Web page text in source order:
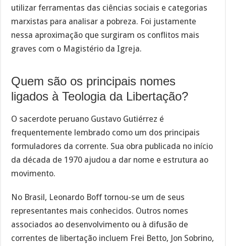
utilizar ferramentas das ciências sociais e categorias
marxistas para analisar a pobreza. Foi justamente
nessa aproximação que surgiram os conflitos mais
graves com o Magistério da Igreja.
Quem são os principais nomes
ligados à Teologia da Libertação?
O sacerdote peruano Gustavo Gutiérrez é
frequentemente lembrado como um dos principais
formuladores da corrente. Sua obra publicada no início
da década de 1970 ajudou a dar nome e estrutura ao
movimento.
No Brasil, Leonardo Boff tornou-se um de seus
representantes mais conhecidos. Outros nomes
associados ao desenvolvimento ou à difusão de
correntes de libertação incluem Frei Betto, Jon Sobrino,